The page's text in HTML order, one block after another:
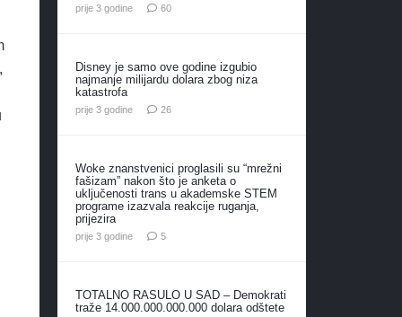
prije 3 godine 60komentara
Disney je samo ove godine izgubio
najmanje milijardu dolara zbog niza
katastrofa
prije 3 godine 26komentara
Woke znanstvenici proglasili su “mrežni
fašizam” nakon što je anketa o
uključenosti trans u akademske STEM
programe izazvala reakcije ruganja,
prijezira
prije 3 godine 5komentara
TOTALNO RASULO U SAD – Demokrati
traže 14.000.000.000.000 dolara odštete